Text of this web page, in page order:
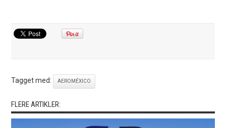
Tagget med: AEROMÉXICO
FLERE ARTIKLER: